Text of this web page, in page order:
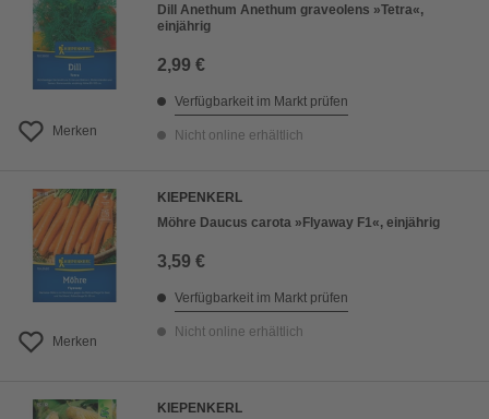
Merken
Dill Anethum Anethum graveolens »Tetra«,
einjährig
2,99 €
Verfügbarkeit im Markt prüfen
Nicht online erhältlich
Merken
KIEPENKERL
Möhre Daucus carota »Flyaway F1«, einjährig
3,59 €
Verfügbarkeit im Markt prüfen
Nicht online erhältlich
KIEPENKERL